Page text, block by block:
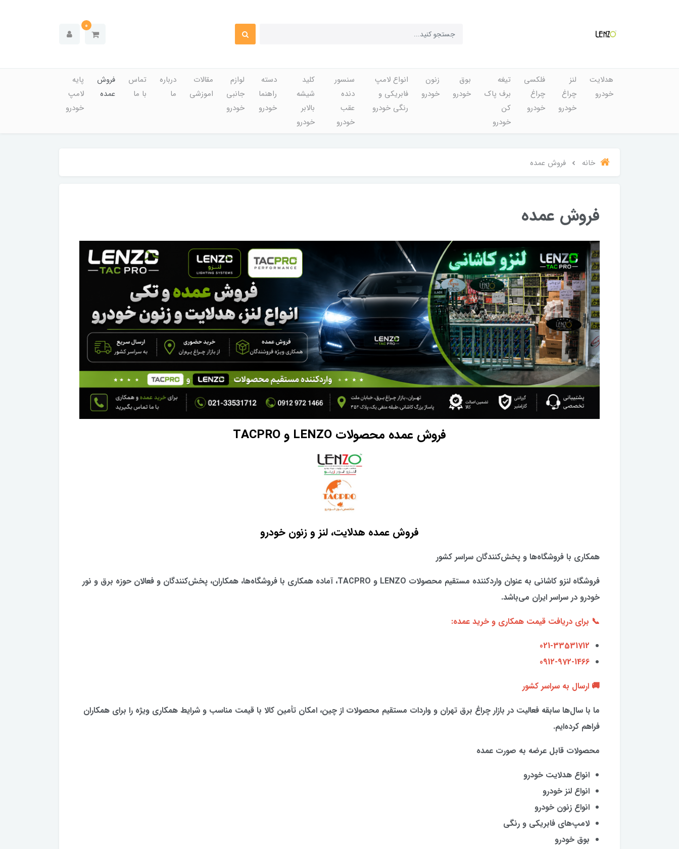
0
هدلایت
خودرو
لنز
چراغ
خودرو
فلکسی
چراغ
خودرو
تیغه
برف پاک
کن
خودرو
بوق
خودرو
زنون
خودرو
انواع لامپ
فابریکی و
رنگی خودرو
سنسور
دنده
عقب
خودرو
کلید
شیشه
بالابر
خودرو
دسته
راهنما
خودرو
لوازم
جانبی
خودرو
مقالات
اموزشی
درباره
ما
تماس
با ما
فروش
عمده
پایه
لامپ
خودرو
خانه فروش عمده
فروش عمده
فروش عمده محصولات LENZO و TACPRO
فروش عمده هدلایت، لنز و زنون خودرو
همکاری با فروشگاه‌ها و پخش‌کنندگان سراسر کشور
فروشگاه لنزو کاشانی به عنوان واردکننده مستقیم محصولات LENZO و TACPRO، آماده همکاری با فروشگاه‌ها، همکاران، پخش‌کنندگان و فعالان حوزه برق و نور
خودرو در سراسر ایران می‌باشد.
📞 برای دریافت قیمت همکاری و خرید عمده:
021-33531712
0912-972-1466
🚚 ارسال به سراسر کشور
ما با سال‌ها سابقه فعالیت در بازار چراغ برق تهران و واردات مستقیم محصولات از چین، امکان تأمین کالا با قیمت مناسب و شرایط همکاری ویژه را برای همکاران
فراهم کرده‌ایم.
محصولات قابل عرضه به صورت عمده
انواع هدلایت خودرو
انواع لنز خودرو
انواع زنون خودرو
لامپ‌های فابریکی و رنگی
بوق خودرو